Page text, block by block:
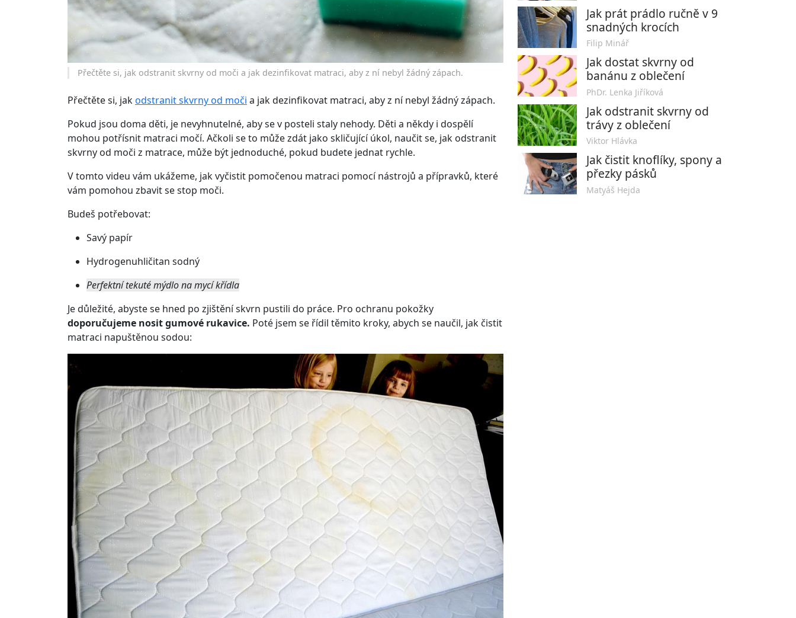
Přečtěte si, jak odstranit skvrny od moči a jak dezinfikovat matraci, aby z ní nebyl žádný zápach.
Přečtěte si, jakodstranit skvrny od moči a jak dezinfikovat matraci, aby z ní nebyl žádný zápach.
Pokud jsou doma děti, je nevyhnutelné, aby se v posteli staly nehody. Děti a někdy i dospělí
mohou potřísnit matraci močí. Ačkoli se to může zdát jako skličující úkol, naučit se, jak odstranit
skvrny od moči z matrace, může být jednoduché, pokud budete jednat rychle.
V tomto videu vám ukážeme, jak vyčistit pomočenou matraci pomocí nástrojů a přípravků, které
vám pomohou zbavit se stop moči.
Budeš potřebovat:
Savý papír
Hydrogenuhličitan sodný
Perfektní tekuté mýdlo na mycí křídla
Je důležité, abyste se hned po zjištění skvrn pustili do práce. Pro ochranu pokožky
doporučujeme nosit gumové rukavice. Poté jsem se řídil těmito kroky, abych se naučil, jak čistit
matraci napuštěnou sodou:
Jak prát prádlo ručně v 9
snadných krocích
Filip Minář
Jak dostat skvrny od
banánu z oblečení
PhDr. Lenka Jiříková
Jak odstranit skvrny od
trávy z oblečení
Viktor Hlávka
Jak čistit knoflíky, spony a
přezky pásků
Matyáš Hejda